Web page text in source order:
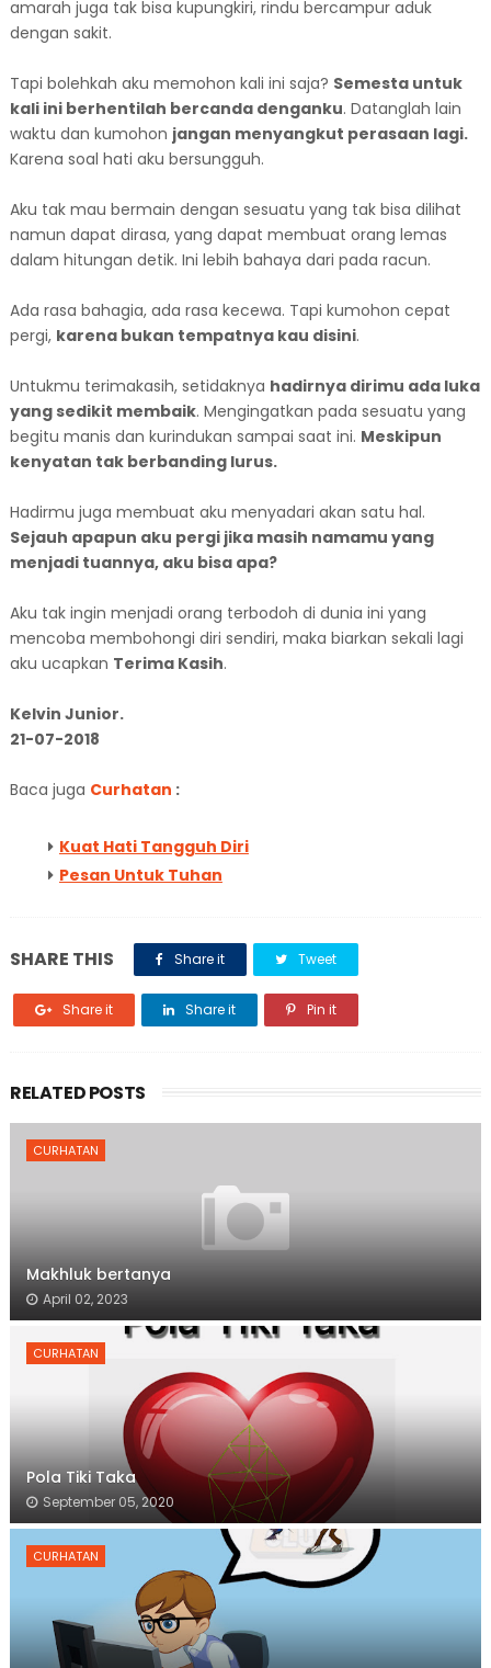
amarah juga tak bisa kupungkiri, rindu bercampur aduk
dengan sakit.
Tapi bolehkah aku memohon kali ini saja? Semesta untuk
kali ini berhentilah bercanda denganku. Datanglah lain
waktu dan kumohon jangan menyangkut perasaan lagi.
Karena soal hati aku bersungguh.
Aku tak mau bermain dengan sesuatu yang tak bisa dilihat
namun dapat dirasa, yang dapat membuat orang lemas
dalam hitungan detik. Ini lebih bahaya dari pada racun.
Ada rasa bahagia, ada rasa kecewa. Tapi kumohon cepat
pergi, karena bukan tempatnya kau disini.
Untukmu terimakasih, setidaknya hadirnya dirimu ada luka
yang sedikit membaik. Mengingatkan pada sesuatu yang
begitu manis dan kurindukan sampai saat ini. Meskipun
kenyatan tak berbanding lurus.
Hadirmu juga membuat aku menyadari akan satu hal.
Sejauh apapun aku pergi jika masih namamu yang
menjadi tuannya, aku bisa apa?
Aku tak ingin menjadi orang terbodoh di dunia ini yang
mencoba membohongi diri sendiri, maka biarkan sekali lagi
aku ucapkan Terima Kasih.
Kelvin Junior.
21-07-2018
Baca juga Curhatan :
Kuat Hati Tangguh Diri
Pesan Untuk Tuhan
SHARE THIS Share it Tweet
Share it Share it Pin it
RELATED POSTS
CURHATAN
Makhluk bertanya
April 02, 2023
CURHATAN
Pola Tiki Taka
September 05, 2020
CURHATAN